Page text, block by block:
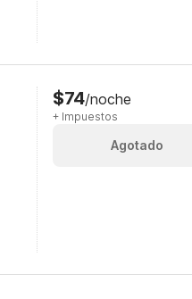
$74/noche
+ Impuestos
Agotado